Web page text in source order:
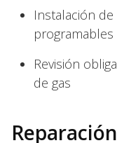
Instalación
programables
Revisión
de gas